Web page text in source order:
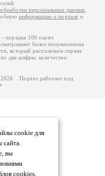
cookie для
сайта.
вы
cookies.
персональных данных
информацию о портале и
порядка 100 тысяч
более полумиллиона
который расположен справа
две цифры: количество
Портал работает под